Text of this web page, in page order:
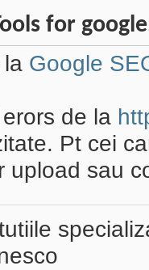
for
la Google
de la
Pt cei
upload sau